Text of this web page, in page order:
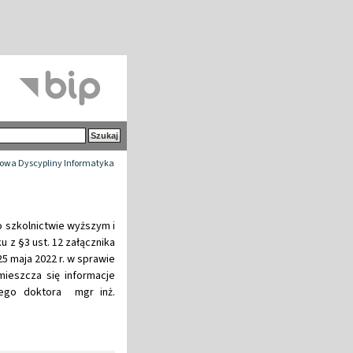
Dyscypliny Informatyka
szkolnictwie wyższym i
z §3 ust. 12 załącznika
maja 2022 r. w sprawie
się informacje
doktora mgr inż.